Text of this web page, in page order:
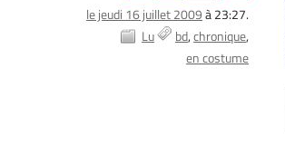
le jeudi 16 juillet 2009à 23:27.
Lu
bd chronique
en costume